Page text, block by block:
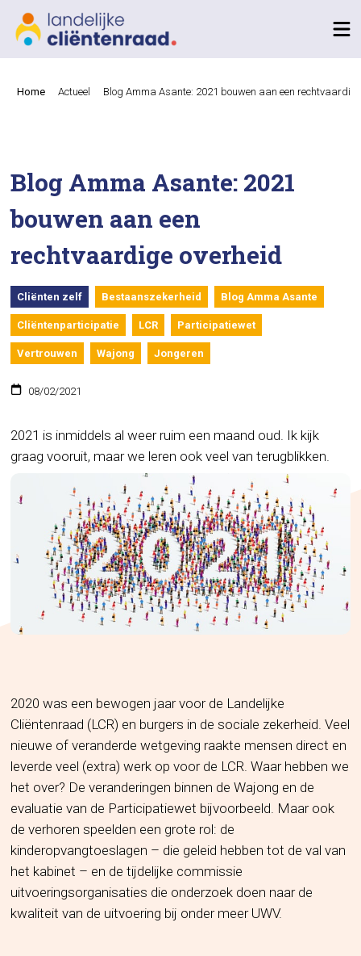
Home Actueel Blog Amma Asante: 2021 bouwen aan een
Blog Amma Asante: 2021
bouwen aan een
rechtvaardige overheid
Cliënten zelf Bestaanszekerheid Blog Amma Asante
Cliëntenparticipatie LCR Participatiewet
Vertrouwen Wajong Jongeren
08/02/2021
2021 is inmiddels al weer ruim een maand oud. Ik kijk
graag vooruit, maar we leren ook veel van terugblikken.
2020 was een bewogen jaar voor de Landelijke
Cliëntenraad (LCR) en burgers in de sociale zekerheid. Veel
nieuwe of veranderde wetgeving raakte mensen direct en
leverde veel (extra) werk op voor de LCR. Waar hebben we
het over? De veranderingen binnen de Wajong en de
evaluatie van de Participatiewet bijvoorbeeld. Maar ook
de verhoren speelden een grote rol: de
kinderopvangtoeslagen – die geleid hebben tot de val van
het kabinet – en de tijdelijke commissie
uitvoeringsorganisaties die onderzoek doen naar de
kwaliteit van de uitvoering bij onder meer UWV.